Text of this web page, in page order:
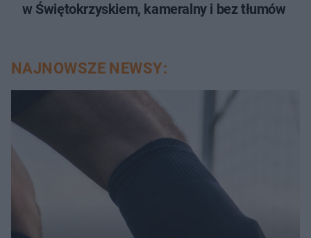
w Świętokrzyskiem, kameralny i bez tłumów
NAJNOWSZE NEWSY: